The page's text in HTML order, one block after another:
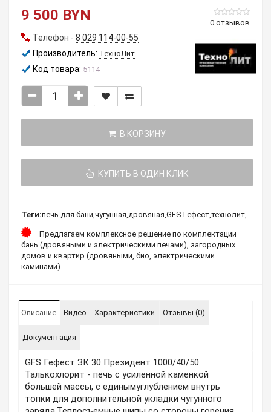
0 отзывов
9 500 BYN
Телефон - 8 029 114-00-55
Производитель: ТехноЛит
Код товара: 5114
В КОРЗИНУ
КУПИТЬ В ОДИН КЛИК
Теги:печь для бани,чугунная,дровяная,GFS Гефест,технолит,
Предлагаем комплексное решение по комплектации
бань (дровяными и электрическими печами), загородных
домов и квартир (дровяными, био, электрическими
каминами)
Описание Видео Характеристики Отзывы (0)
Документация
GFS Гефест ЗК 30 Президент 1000/40/50
Талькохлорит - печь с усиленной каменкой
большей массы, с единымуглублением внутрь
топки для дополнительной укладки чугунного